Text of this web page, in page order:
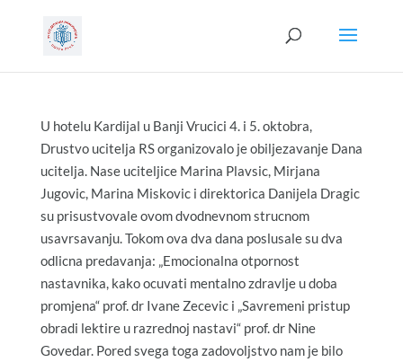
U hotelu Kardijal u Banji Vrucici 4. i 5. oktobra,
Drustvo ucitelja RS organizovalo je obiljezavanje Dana
ucitelja. Nase uciteljice Marina Plavsic, Mirjana
Jugovic, Marina Miskovic i direktorica Danijela Dragic
su prisustvovale ovom dvodnevnom strucnom
usavrsavanju. Tokom ova dva dana poslusale su dva
odlicna predavanja: „Emocionalna otpornost
nastavnika, kako ocuvati mentalno zdravlje u doba
promjena“ prof. dr Ivane Zecevic i „Savremeni pristup
obradi lektire u razrednoj nastavi“ prof. dr Nine
Govedar. Pored svega toga zadovoljstvo nam je bilo